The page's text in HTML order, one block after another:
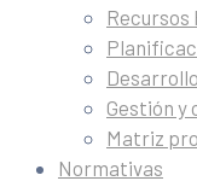
Recursos
Gestión y
Matriz
Normativas